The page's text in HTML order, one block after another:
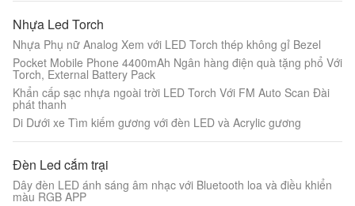
Nhựa Led Torch
Nhựa Phụ nữ Analog Xem với LED Torch thép không gỉ Bezel
Pocket Mobile Phone 4400mAh Ngân hàng điện quà tặng phổ Với
Torch, External Battery Pack
Khẩn cấp sạc nhựa ngoài trời LED Torch Với FM Auto Scan Đài
phát thanh
Di Dưới xe Tìm kiếm gương với đèn LED và Acrylic gương
Đèn Led cắm trại
Dây đèn LED ánh sáng âm nhạc với Bluetooth loa và điều khiển
màu RGB APP